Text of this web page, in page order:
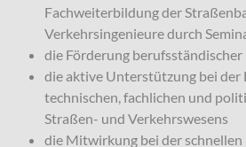
Fachweiterbildung der
Verkehrsingenieure durch
die Förderung
die aktive Unterstützung bei der
technischen, fachlichen und
Straßen- und Verkehrswesens
die Mitwirkung bei der schnellen